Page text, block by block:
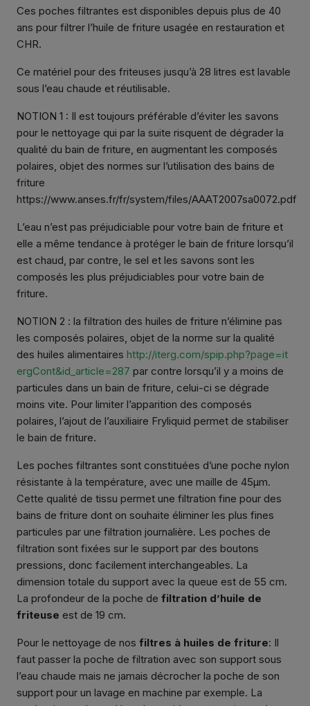
Ces poches filtrantes est disponibles depuis plus de 40
ans pour filtrer l’huile de friture usagée en restauration et
CHR.
Ce matériel pour des friteuses jusqu’à 28 litres est lavable
sous l’eau chaude et réutilisable.
NOTION 1 : Il est toujours préférable d’éviter les savons
pour le nettoyage qui par la suite risquent de dégrader la
qualité du bain de friture, en augmentant les composés
polaires, objet des normes sur l’utilisation des bains de
friture
https://www.anses.fr/fr/system/files/AAAT2007sa0072.pdf
L’eau n’est pas préjudiciable pour votre bain de friture et
elle a même tendance à protéger le bain de friture lorsqu’il
est chaud, par contre, le sel et les savons sont les
composés les plus préjudiciables pour votre bain de
friture.
NOTION 2 : la filtration des huiles de friture n’élimine pas
les composés polaires, objet de la norme sur la qualité
des huiles alimentaires http://iterg.com/spip.php?page=it
ergCont&id_article=287 par contre lorsqu’il y a moins de
particules dans un bain de friture, celui-ci se dégrade
moins vite. Pour limiter l’apparition des composés
polaires, l’ajout de l’auxiliaire Fryliquid permet de stabiliser
le bain de friture.
Les poches filtrantes sont constituées d’une poche nylon
résistante à la température, avec une maille de 45µm.
Cette qualité de tissu permet une filtration fine pour des
bains de friture dont on souhaite éliminer les plus fines
particules par une filtration journalière. Les poches de
filtration sont fixées sur le support par des boutons
pressions, donc facilement interchangeables. La
dimension totale du support avec la queue est de 55 cm.
La profondeur de la poche de filtration d’huile de
friteuse est de 19 cm.
Pour le nettoyage de nos filtres à huiles de friture: Il
faut passer la poche de filtration avec son support sous
l’eau chaude mais ne jamais décrocher la poche de son
support pour un lavage en machine par exemple. La